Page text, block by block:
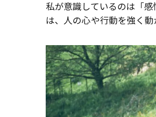
私が意識しているのは「
は、人の心や行動を強く動